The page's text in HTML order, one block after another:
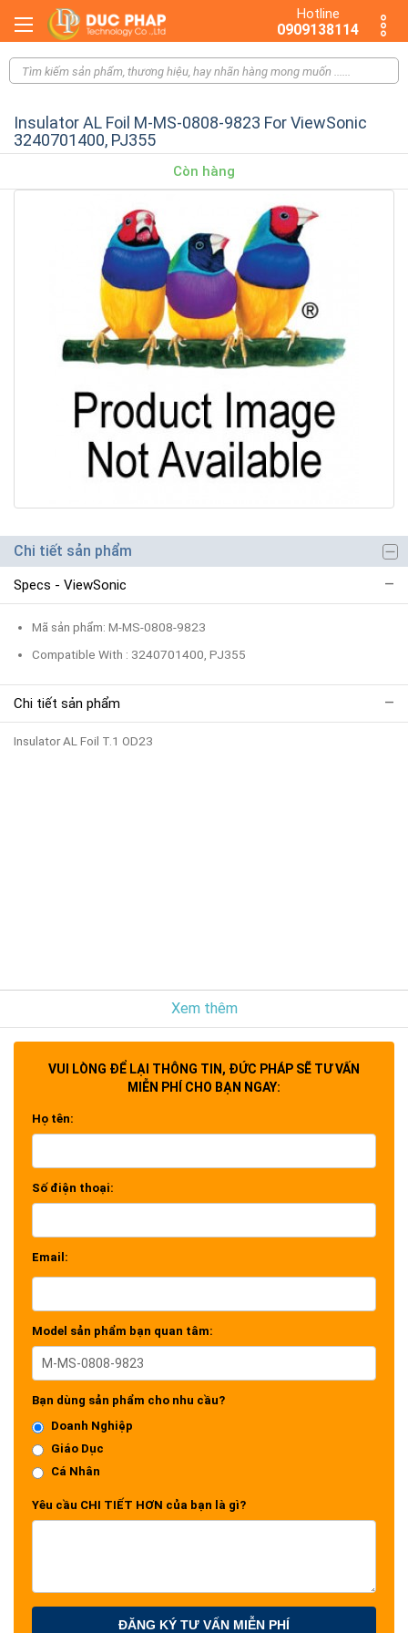
Hotline
0909138114
Insulator AL Foil M-MS-0808-9823 For ViewSonic
3240701400, PJ355
Còn hàng
Chi tiết sản phẩm
Specs - ViewSonic
Mã sản phẩm: M-MS-0808-9823
Compatible With : 3240701400, PJ355
Chi tiết sản phẩm
Insulator AL Foil T.1 OD23
Xem thêm
VUI LÒNG ĐỂ LẠI THÔNG TIN, ĐỨC PHÁP SẼ TƯ VẤN
MIỄN PHÍ CHO BẠN NGAY:
Họ tên:
Số điện thoại:
Email:
Model sản phẩm bạn quan tâm:
Bạn dùng sản phẩm cho nhu cầu?
Doanh Nghiệp
Giáo Dục
Cá Nhân
Yêu cầu CHI TIẾT HƠN của bạn là gì?
ĐĂNG KÝ TƯ VẤN MIỄN PHÍ